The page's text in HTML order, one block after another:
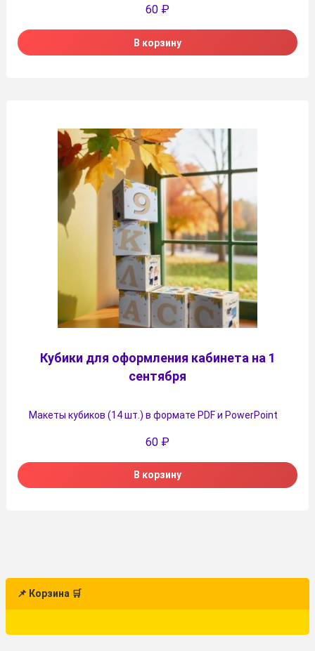
60 ₽
В корзину
Кубики для оформления кабинета на 1
сентября
Макеты кубиков (14 шт.) в формате PDF и PowerPoint
60 ₽
В корзину
📌 Корзина 🛒